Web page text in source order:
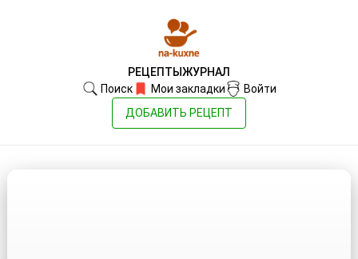
РЕЦЕПТЫ ЖУРНАЛ
Поиск
Мои закладки
Войти
ДОБАВИТЬ РЕЦЕПТ